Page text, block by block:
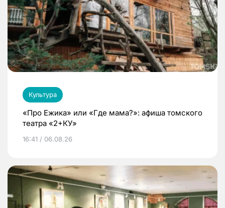
Культура
«Про Ежика» или «Где мама?»: афиша томского
театра «2+КУ»
16:41 / 06.08.26